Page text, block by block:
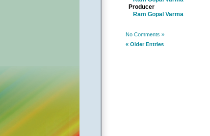
Producer
Ram Gopal Varma
No Comments »
« Older Entries